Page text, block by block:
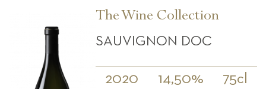
The Wine Collection
SAUVIGNON DOC
2020 14,50% 75cl